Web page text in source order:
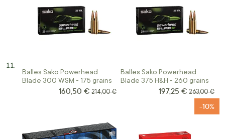
Balles Sako Powerhead
Blade 300 WSM - 175 grains
Prix Spécial
160,50 € Prix normal
214,00 €
Balles Sako Powerhead
Blade 375 H&H - 260 grains
Prix Spécial
197,25 € Prix normal
263,00 €
-10%